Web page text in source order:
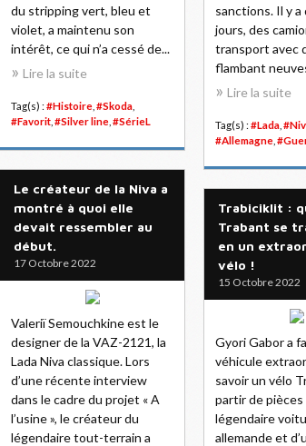
du stripping vert, bleu et
violet, a maintenu son
intérêt, ce qui n’a cessé de...
Lire la suite
Tag(s) : #Histoire #Skoda
#Favorit #Silver line #SérieL
sanctions. Il y a
jours, des
transport avec
flambant
Lire la suite
Tag(s) : #Lada
#Allemagne
Le créateur de la Niva a
montré à quoi elle
devait ressembler au
début.
17 Octobre 2022
Valeriï Semouchkine est le
designer de la VAZ-2121, la
Lada Niva classique. Lors
d’une récente interview
dans le cadre du projet « A
l’usine », le créateur du
légendaire tout-terrain a
Trabiciklit :
Trabant se
en un
vélo !
15 Octobre 2022
Gyori Gabor a
véhicule
savoir un vélo
partir de pièces
légendaire
allemande et